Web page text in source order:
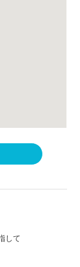
して